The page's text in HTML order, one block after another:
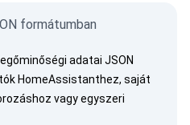
formátumban
adatai JSON
HomeAssistanthez, saját
vagy egyszeri